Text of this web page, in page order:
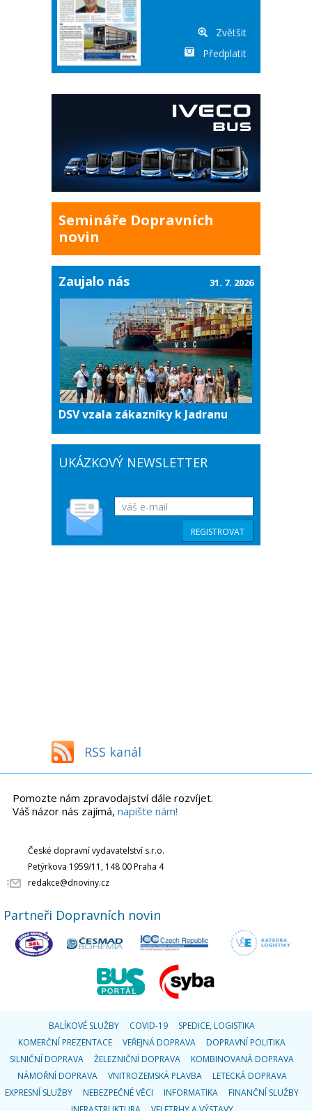
Zvětšit
Předplatit
Semináře Dopravních
novin
Zaujalo nás
DSV vzala zákazníky k Jadranu
31. 7. 2026
UKÁZKOVÝ NEWSLETTER
RSS kanál
Pomozte nám zpravodajství dále rozvíjet.
Váš názor nás zajímá, napište nám!
České dopravní vydavatelství s.r.o.
Petýrkova 1959/11, 148 00 Praha 4
redakce@dnoviny.cz
Partneři Dopravních novin
BALÍKOVÉ SLUŽBY COVID-19
SPEDICE, LOGISTIKA
KOMERČNÍ PREZENTACE
VEŘEJNÁ DOPRAVA
DOPRAVNÍ POLITIKA
SILNIČNÍ DOPRAVA
ŽELEZNIČNÍ DOPRAVA
KOMBINOVANÁ DOPRAVA
NÁMOŘNÍ DOPRAVA
VNITROZEMSKÁ PLAVBA
LETECKÁ DOPRAVA
EXPRESNÍ SLUŽBY
NEBEZPEČNÉ VĚCI INFORMATIKA
FINANČNÍ SLUŽBY